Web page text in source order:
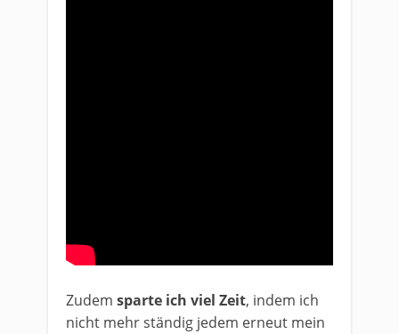
Zudem sparte ich viel Zeit, indem ich
nicht mehr ständig jedem erneut mein